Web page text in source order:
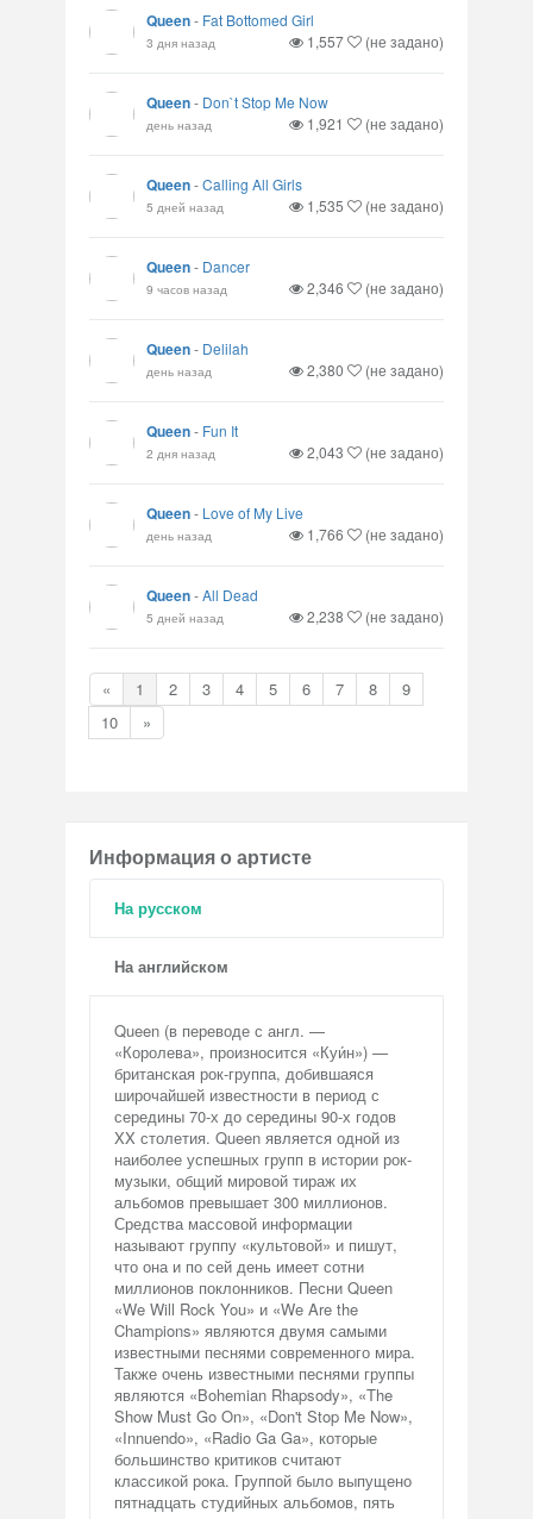
Queen- Fat Bottomed Girl
3 дня назад 1,557 (не задано)
Queen- Don`t Stop Me Now
день назад 1,921 (не задано)
Queen-Calling All Girls
5 дней назад 1,535 (не задано)
Queen- Dancer
9 часов назад 2,346 (не задано)
Queen- Delilah
день назад 2,380 (не задано)
Queen- Fun It
2 дня назад 2,043 (не задано)
Queen- Love of My Live
день назад 1,766 (не задано)
Queen-All Dead
5 дней назад 2,238 (не задано)
« 1 2 3 4 5 6 7 8
9
10
»
Информация о артисте
На русском
На английском
Queen (в переводе с англ. —
«Королева», произносится «Куи́н») —
британская рок-группа, добившаяся
широчайшей известности в период с
середины 70-х до середины 90-х годов
XX столетия. Queen является одной из
наиболее успешных групп в истории рок-
музыки, общий мировой тираж их
альбомов превышает 300 миллионов.
Средства массовой информации
называют группу «культовой» и пишут,
что она и по сей день имеет сотни
миллионов поклонников. Песни Queen
«We Will Rock You» и «We Are the
Champions» являются двумя самыми
известными песнями современного мира.
Также очень известными песнями группы
являются «Bohemian Rhapsody», «The
Show Must Go On», «Don't Stop Me Now»,
«Innuendo», «Radio Ga Ga», которые
большинство критиков считают
классикой рока. Группой было выпущено
пятнадцать студийных альбомов, пять